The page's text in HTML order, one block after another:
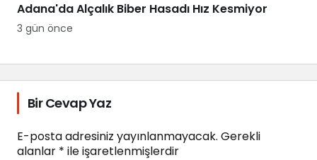
Adana'da Alçalık Biber Hasadı Hız Kesmiyor
3 gün önce
Bir Cevap Yaz
E-posta adresiniz yayınlanmayacak. Gerekli
alanlar * ile işaretlenmişlerdir